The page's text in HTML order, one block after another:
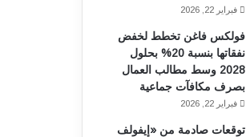
فبراير 22, 2026
فولكس فاغن تخطط لخفض
نفقاتها بنسبة 20% بحلول
2028 وسط مطالب العمال
بصرف مكافآت جماعية
فبراير 22, 2026
توقعات صادمة من «إيفولف